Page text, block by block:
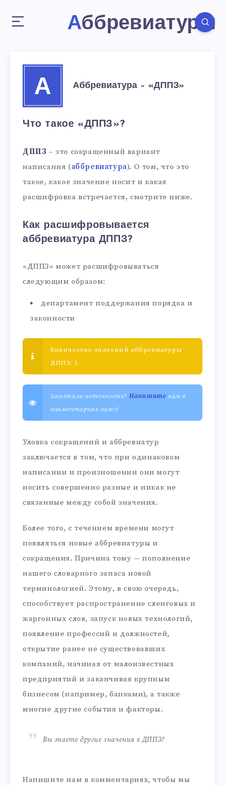
Аббревиатуры
А Аббревиатура – «ДППЗ»
Что такое «ДППЗ»?
ДППЗ – это сокращенный вариант
написания (аббревиатура). О том, что это
такое, какое значение носит и какая
расшифровка встречается, смотрите ниже.
Как расшифровывается
аббревиатура ДППЗ?
«ДППЗ» может расшифровываться
следующим образом:
департамент поддержания порядка и
законности
Количество значений аббревиатуры
ДППЗ: 1.
Заметили неточность? Напишитенам в
комментариях ниже!
Уловка сокращений и аббревиатур
заключается в том, что при одинаковом
написании и произношении они могут
носить совершенно разные и никак не
связанные между собой значения.
Более того, с течением времени могут
появляться новые аббревиатуры и
сокращения. Причина тому — пополнение
нашего словарного запаса новой
терминологией. Этому, в свою очередь,
способствует распространение сленговых и
жаргонных слов, запуск новых технологий,
появление профессий и должностей,
открытие ранее не существовавших
компаний, начиная от малоизвестных
предприятий и заканчивая крупным
бизнесом (например, банками), а также
многие другие события и факторы.
Вы знаете другие значения к ДППЗ?
Напишите нам в комментариях, чтобы мы